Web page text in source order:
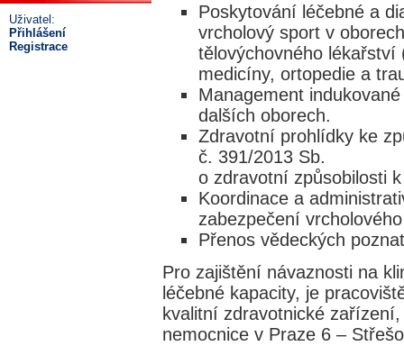
Uživatel:
Přihlášení
Registrace
Poskytování léčebné a
vrcholový sport v oborech
tělovýchovného
medicíny, ortopedie a
Management
dalších oborech.
Zdravotní prohlídky ke
č. 391/2013 Sb.
o zdravotní způsobilosti
Koordinace a
zabezpečení
Přenos vědeckých
Pro zajištění návaznosti na
léčebné kapacity, je
kvalitní zdravotnické
nemocnice v Praze 6 –